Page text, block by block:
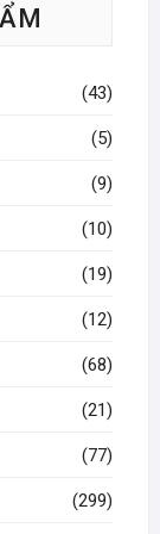
được
chọn
trên
phẩm
(43)
(5)
(9)
(10)
(19)
(12)
(68)
(21)
(77)
(299)